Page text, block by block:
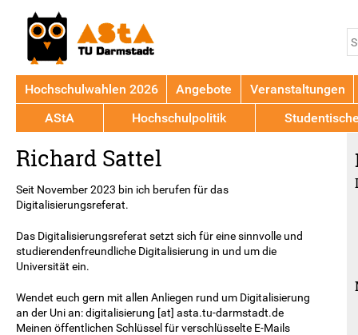
to
top
Richard Sattel
Seit November 2023 bin ich berufen für das
Digitalisierungsreferat.
Das Digitalisierungsreferat setzt sich für eine sinnvolle und
studierendenfreundliche Digitalisierung in und um die
Universität ein.
Wendet euch gern mit allen Anliegen rund um Digitalisierung
an der Uni an: digitalisierung [at] asta.tu-darmstadt.de
Meinen öffentlichen Schlüssel für verschlüsselte E-Mails
Hochschulwahlen 2026 Angebote
Veranstaltungen
AStA
Hochschulpolitik